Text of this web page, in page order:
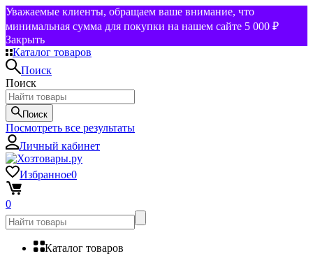
Уважаемые клиенты, обращаем ваше внимание, что
минимальная сумма для покупки на нашем сайте 5 000 ₽
Закрыть
Каталог товаров
Поиск
Поиск
Поиск
Посмотреть все результаты
Личный кабинет
Избранное0
0
Каталог товаров